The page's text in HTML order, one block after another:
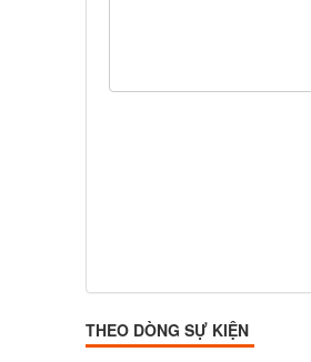
THEO DÒNG SỰ KIỆN